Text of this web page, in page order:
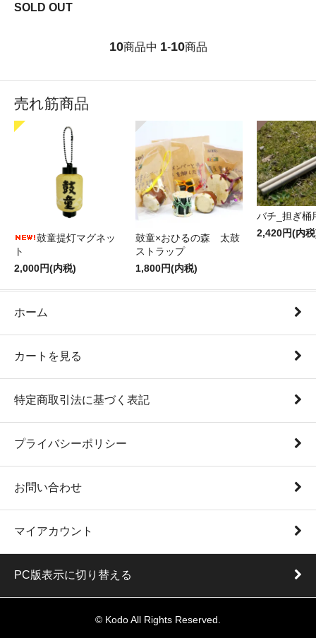
SOLD OUT
10商品中 1-10商品
売れ筋商品
鼓童提灯マグネッ
ト
2,000円(内税)
鼓童×おひるの森 太鼓
ストラップ
1,800円(内税)
バチ_担ぎ桶
2,420円(内
ホーム
カートを見る
特定商取引法に基づく表記
プライバシーポリシー
お問い合わせ
マイアカウント
PC版表示に切り替える
© Kodo All Rights Reserved.